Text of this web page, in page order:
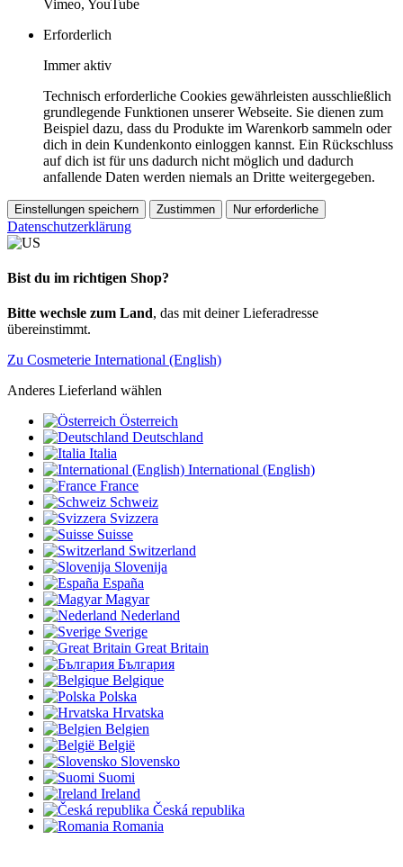
Vimeo, YouTube
Erforderlich
Immer aktiv
Technisch erforderliche Cookies gewährleisten ausschließlich
grundlegende Funktionen unserer Webseite. Sie dienen zum
Beispiel dazu, dass du Produkte im Warenkorb sammeln oder
dich in dein Kundenkonto einloggen kannst. Ein Rückschluss
auf dich ist für uns dadurch nicht möglich und dadurch
anfallende Daten werden niemals an Dritte weitergegeben.
Einstellungen speichern Zustimmen Nur erforderliche
Datenschutzerklärung
Bist du im richtigen Shop?
Bitte wechsle zum Land, das mit deiner Lieferadresse
übereinstimmt.
Zu Cosmeterie International (English)
Anderes Lieferland wählen
Österreich
Deutschland
Italia
International (English)
France
Schweiz
Svizzera
Suisse
Switzerland
Slovenija
España
Magyar
Nederland
Sverige
Great Britain
България
Belgique
Polska
Hrvatska
Belgien
België
Slovensko
Suomi
Ireland
Česká republika
Romania